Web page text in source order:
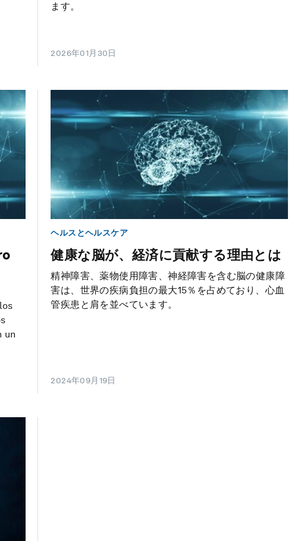
ます。
2026年01月30日
un
ヘルスとヘルスケア
健康な脳が、経済に貢献する理由とは
精神障害、薬物使用障害、神経障害を含む脳の健康障
害は、世界の疾病負担の最大15％を占めており、心血
管疾患と肩を並べています。
2024年09月19日